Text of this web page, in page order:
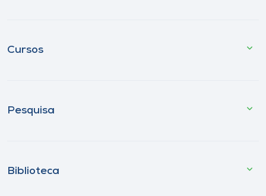
Cursos
Pesquisa
Biblioteca